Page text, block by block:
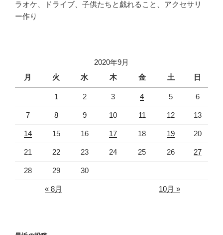
ラオケ、ドライブ、子供たちと戯れること、アクセサリ
ー作り
2020年9月
月
火 水 木 金 土 日
1 2 3 4 5 6
7 8 9 10 11 12 13
14 15 16 17 18 19 20
21 22 23 24 25 26 27
28 29 30
« 8月 10月 »